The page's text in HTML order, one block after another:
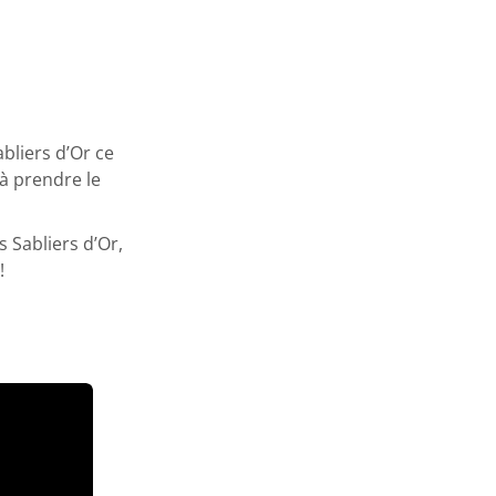
d’Or ce
prendre le
d’Or,